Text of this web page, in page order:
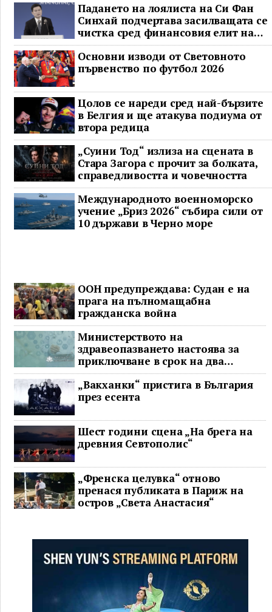
Падането на лоялиста на Си Фан
Синхай подчертава засилващата се
чистка сред финансовия елит на
Китай
Основни изводи от Световното
първенство по футбол 2026
Цолов се нареди сред най-бързите
в Белгия и ще атакува подиума от
втора редица
„Суини Тод“ излиза на сцената в
Стара Загора с прочит за болката,
справедливостта и човечността
Международното военноморско
учение „Бриз 2026“ събира сили от
10 държави в Черно море
ООН предупреждава: Судан е на
прага на пълномащабна
гражданска война
Министерството на
здравеопазването настоява за
приключване в срок на два
ключови строителни проекта
„Вакханки“ пристига в България
през есента
Шест години сцена „На брега на
древния Севтополис“
„Френска целувка“ отново
пренася публиката в Париж на
остров „Света Анастасия“